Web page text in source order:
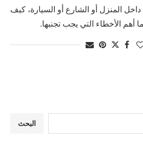
المنزل أو الشارع أو السيارة، كيف
أهم الأخطاء التي يجب تجنبها.
البحث